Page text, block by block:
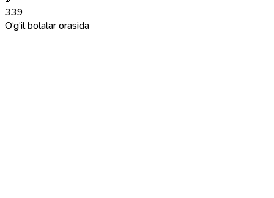
339
O‘g‘il bolalar orasida